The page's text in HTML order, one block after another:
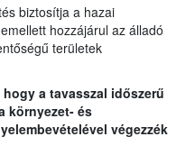
biztosítja a hazai
hozzájárul az álladó
területek
a tavasszal időszerű
környezet- és
végezzék